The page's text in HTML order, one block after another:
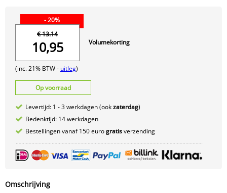
- 20%
€ 13.14
10,95
(inc. 21% BTW - uitleg)
Volumekorting
Op voorraad
Levertijd: 1 - 3 werkdagen (ookzaterdag)
Bedenktijd: 14 werkdagen
Bestellingen vanaf 150 eurogratisverzending
Omschrijving